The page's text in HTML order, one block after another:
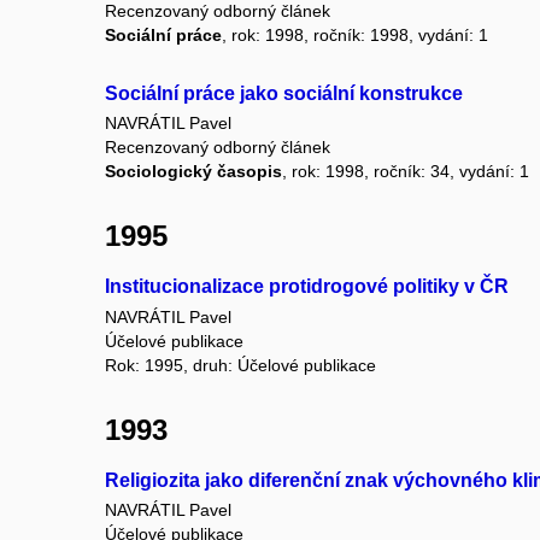
Recenzovaný odborný článek
Sociální práce , rok: 1998, ročník: 1998, vydání: 1
Sociální práce jako sociální konstrukce
NAVRÁTIL Pavel
Recenzovaný odborný článek
Sociologický časopis , rok: 1998, ročník: 34, vydání: 1
1995
Institucionalizace protidrogové politiky v ČR
NAVRÁTIL Pavel
Účelové publikace
Rok: 1995, druh: Účelové publikace
1993
Religiozita jako diferenční znak výchovného
NAVRÁTIL Pavel
Účelové publikace